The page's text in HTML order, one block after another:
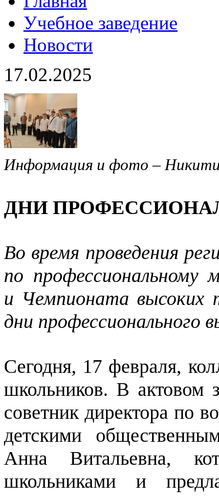
Учебное заведение
Новости
17.02.2025
Информация и фото –
ДНИ
Во время проведения
по профессиональному
и Чемпионата высоких
дни профессионального
Сегодня, 17 февраля,
школьников. В актовом
советник директора по
детскими
Анна Витальевна,
школьниками и